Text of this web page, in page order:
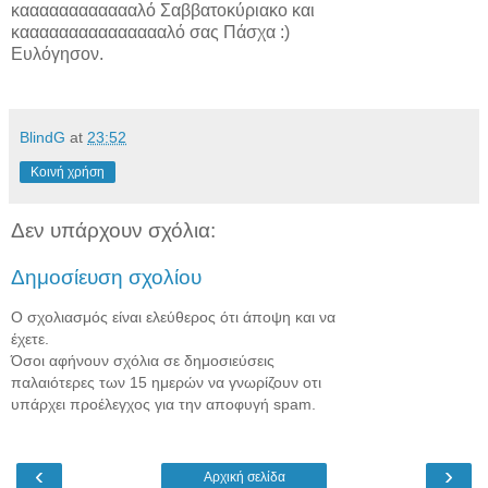
κααααααααααααλό Σαββατοκύριακο και
καααααααααααααααλό σας Πάσχα :)
Ευλόγησον.
BlindG at 23:52
Κοινή χρήση
Δεν υπάρχουν σχόλια:
Δημοσίευση σχολίου
Ο σχολιασμός είναι ελεύθερος ότι άποψη και να
έχετε.
Όσοι αφήνουν σχόλια σε δημοσιεύσεις
παλαιότερες των 15 ημερών να γνωρίζουν οτι
υπάρχει προέλεγχος για την αποφυγή spam.
‹ ›
Αρχική σελίδα